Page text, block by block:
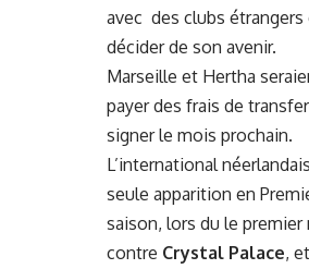
avec des clubs étrangers
décider de son avenir.
Marseille et Hertha
payer des frais de
signer le mois prochain.
L’international
seule apparition en
saison, lors du le premier
contre Crystal Palace,